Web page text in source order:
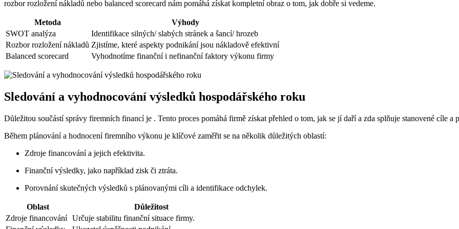
rozbor rozložení nákladů nebo balanced scorecard nám pomáhá získat kompletní obraz o tom, jak dobře si vedeme.
Metoda
Výhody
SWOT analýza
Identifikace silných/ slabých stránek a šancí/ hrozeb
Rozbor rozložení nákladů Zjistíme, které aspekty podnikání jsou nákladově efektivní
Balanced scorecard
Vyhodnotíme finanční i nefinanční faktory výkonu firmy
Sledování a vyhodnocování výsledků hospodářského roku
Důležitou součástí správy firemních financí je . Tento proces pomáhá firmě získat přehled o tom, jak se jí daří a zda splňuje stanovené cíle a
Během plánování a hodnocení firemního výkonu je klíčové zaměřit se na několik důležitých oblastí:
Zdroje financování a jejich efektivita.
Finanční výsledky, jako například zisk či ztráta.
Porovnání skutečných výsledků s plánovanými cíli a identifikace odchylek.
Oblast
Důležitost
Zdroje financování Určuje stabilitu finanční situace firmy.